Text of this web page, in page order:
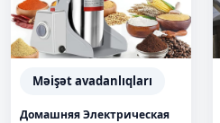
Məişət avadanlıqları
Домашняя Электрическая